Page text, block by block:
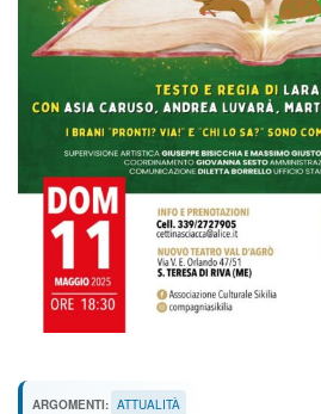
ARGOMENTI: ATTUALITÀ